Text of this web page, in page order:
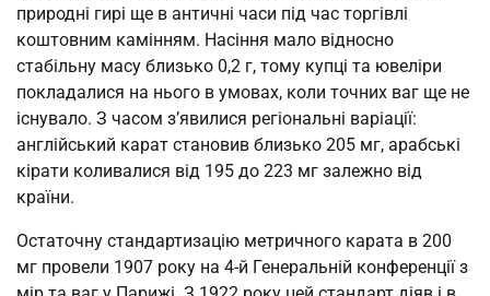
природні гирі ще в античні часи під час торгівлі
коштовним камінням. Насіння мало відносно
стабільну масу близько 0,2 г, тому купці та ювеліри
покладалися на нього в умовах, коли точних ваг ще не
існувало. З часом з’явилися регіональні варіації:
англійський карат становив близько 205 мг, арабські
кірати коливалися від 195 до 223 мг залежно від
країни.
Остаточну стандартизацію метричного карата в 200
мг провели 1907 року на 4-й Генеральній конференції з